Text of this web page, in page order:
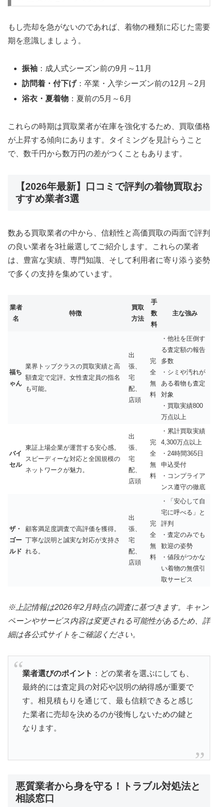
もし売却を急がないのであれば、着物の種類に応じた需要
期を意識しましょう。
振袖 ：成人式シーズン前の9月～11月
訪問着・付下げ：卒業・入学シーズン前の12月～2月
浴衣・夏着物 ：夏前の5月～6月
これらの時期は買取業者が在庫を強化するため、買取価格
が上昇する傾向にあります。タイミングを見計らうこと
で、数千円から数万円の差がつくこともあります。
【2026年最新】口コミで評判の着物買取お
すすめ業者3選
数ある買取業者の中から、信頼性と高価買取の両面で評判
の良い業者を3社厳選してご紹介します。これらの業者
は、豊富な実績、専門知識、そして利用者に寄り添う姿勢
で多くの支持を集めています。
業者
名
特徴
買取
方法
手
数
料
主な強み
福ち
ゃん
業界トップクラスの買取実績と高
額査定で定評。女性査定員の指名
も可能。
出
張、
宅
配、
店頭
完
全
無
料
・他社を圧倒す
る査定額の報告
多数
・シミや汚れが
ある着物も査定
対象
・買取実績800
万点以上
バイ
セル
東証上場企業が運営する安心感。
スピーディーな対応と全国規模の
ネットワークが魅力。
出
張、
宅
配、
店頭
完
全
無
料
・累計買取実績
4,300万点以上
・24時間365日
申込受付
・コンプライア
ンス遵守の徹底
ザ・
ゴー
ルド
顧客満足度調査で高評価を獲得。
丁寧な説明と誠実な対応が支持さ
れる。
出
張、
宅
配、
店頭
完
全
無
料
・「安心して自
宅に呼べる」と
評判
・査定のみでも
歓迎の姿勢
・値段がつかな
い着物の無償引
取サービス
※上記情報は2026年2月時点の調査に基づきます。キャン
ペーンやサービス内容は変更される可能性があるため、詳
細は各公式サイトをご確認ください。
業者選びのポイント ：どの業者を選ぶにしても、
最終的には査定員の対応や説明の納得感が重要で
す。相見積もりを通じて、最も信頼できると感じ
た業者に売却を決めるのが後悔しないための鍵と
なります。
悪質業者から身を守る！トラブル対処法と
相談窓口